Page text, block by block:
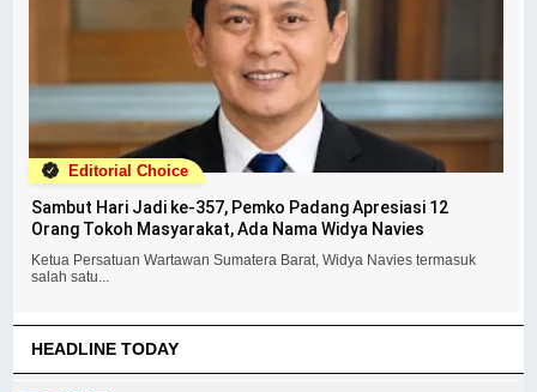
Editorial Choice
Sambut Hari Jadi ke-357, Pemko Padang Apresiasi 12
Orang Tokoh Masyarakat, Ada Nama Widya Navies
Ketua Persatuan Wartawan Sumatera Barat, Widya Navies termasuk
salah satu...
HEADLINE TODAY